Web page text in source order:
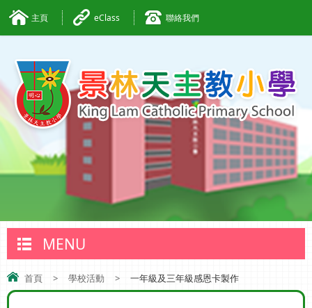
主頁 eClass 聯絡我們
MENU
首頁 > 學校活動 > 一年級及三年級感恩卡製作